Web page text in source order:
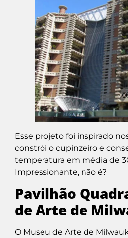
Esse projeto foi inspirado
constrói o cupinzeiro e
temperatura em média de
Impressionante, não é?
Pavilhão
de Arte de
O Museu de Arte de